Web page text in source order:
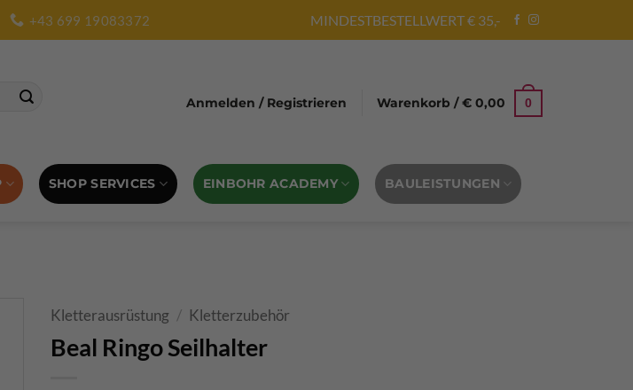
+43 699 19083372 MINDESTBESTELLWERT € 35,-
Anmelden / Registrieren Warenkorb /€ 0,00 0
SHOP SERVICES EINBOHR ACADEMY BAULEISTUNGEN
Kletterausrüstung / Kletterzubehör
Beal Ringo Seilhalter